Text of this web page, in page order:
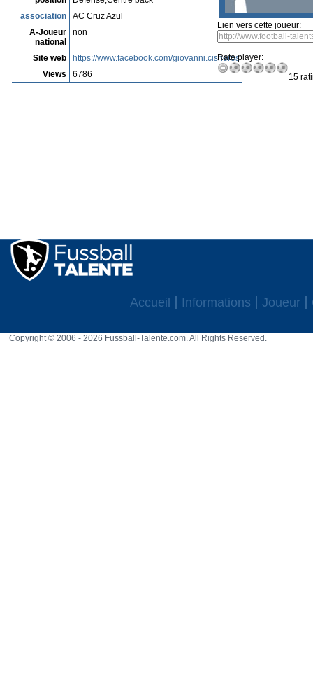
association
AC Cruz Azul
A-Joueur
national
non
Site web
https://www.facebook.com/giovanni.cisneros
Views
6786
Lien vers cette joueur:
Rate player:
15
Accueil Informations Joueur
Copyright © 2006 - 2026 Fussball-Talente.com. All Rights Reserved.